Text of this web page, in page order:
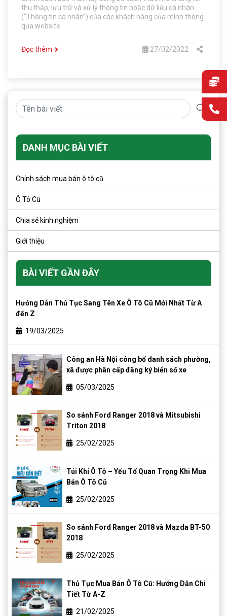
thu thập, lưu trữ và xử lý thông tin hoặc dữ liệu cá nhân
(“Thông tin cá nhân”) của các khách hàng của mình thông
qua website.
Đọc thêm 27/02/2022
DANH MỤC BÀI VIẾT
Chính sách mua bán ô tô cũ
Ô Tô Cũ
Chia sẻ kinh nghiệm
Giới thiệu
BÀI VIẾT GẦN ĐÂY
Hướng Dẫn Thủ Tục Sang Tên Xe Ô Tô Cũ Mới Nhất Từ A
đến Z
19/03/2025
Công an Hà Nội công bố danh sách phường,
xã được phân cấp đăng ký biển số xe
05/03/2025
So sánh Ford Ranger 2018 và Mitsubishi
Triton 2018
25/02/2025
Túi Khí Ô Tô – Yếu Tố Quan Trọng Khi Mua
Bán Ô Tô Cũ
25/02/2025
So sánh Ford Ranger 2018 và Mazda BT-50
2018
25/02/2025
Thủ Tục Mua Bán Ô Tô Cũ: Hướng Dẫn Chi
Tiết Từ A-Z
21/02/2025